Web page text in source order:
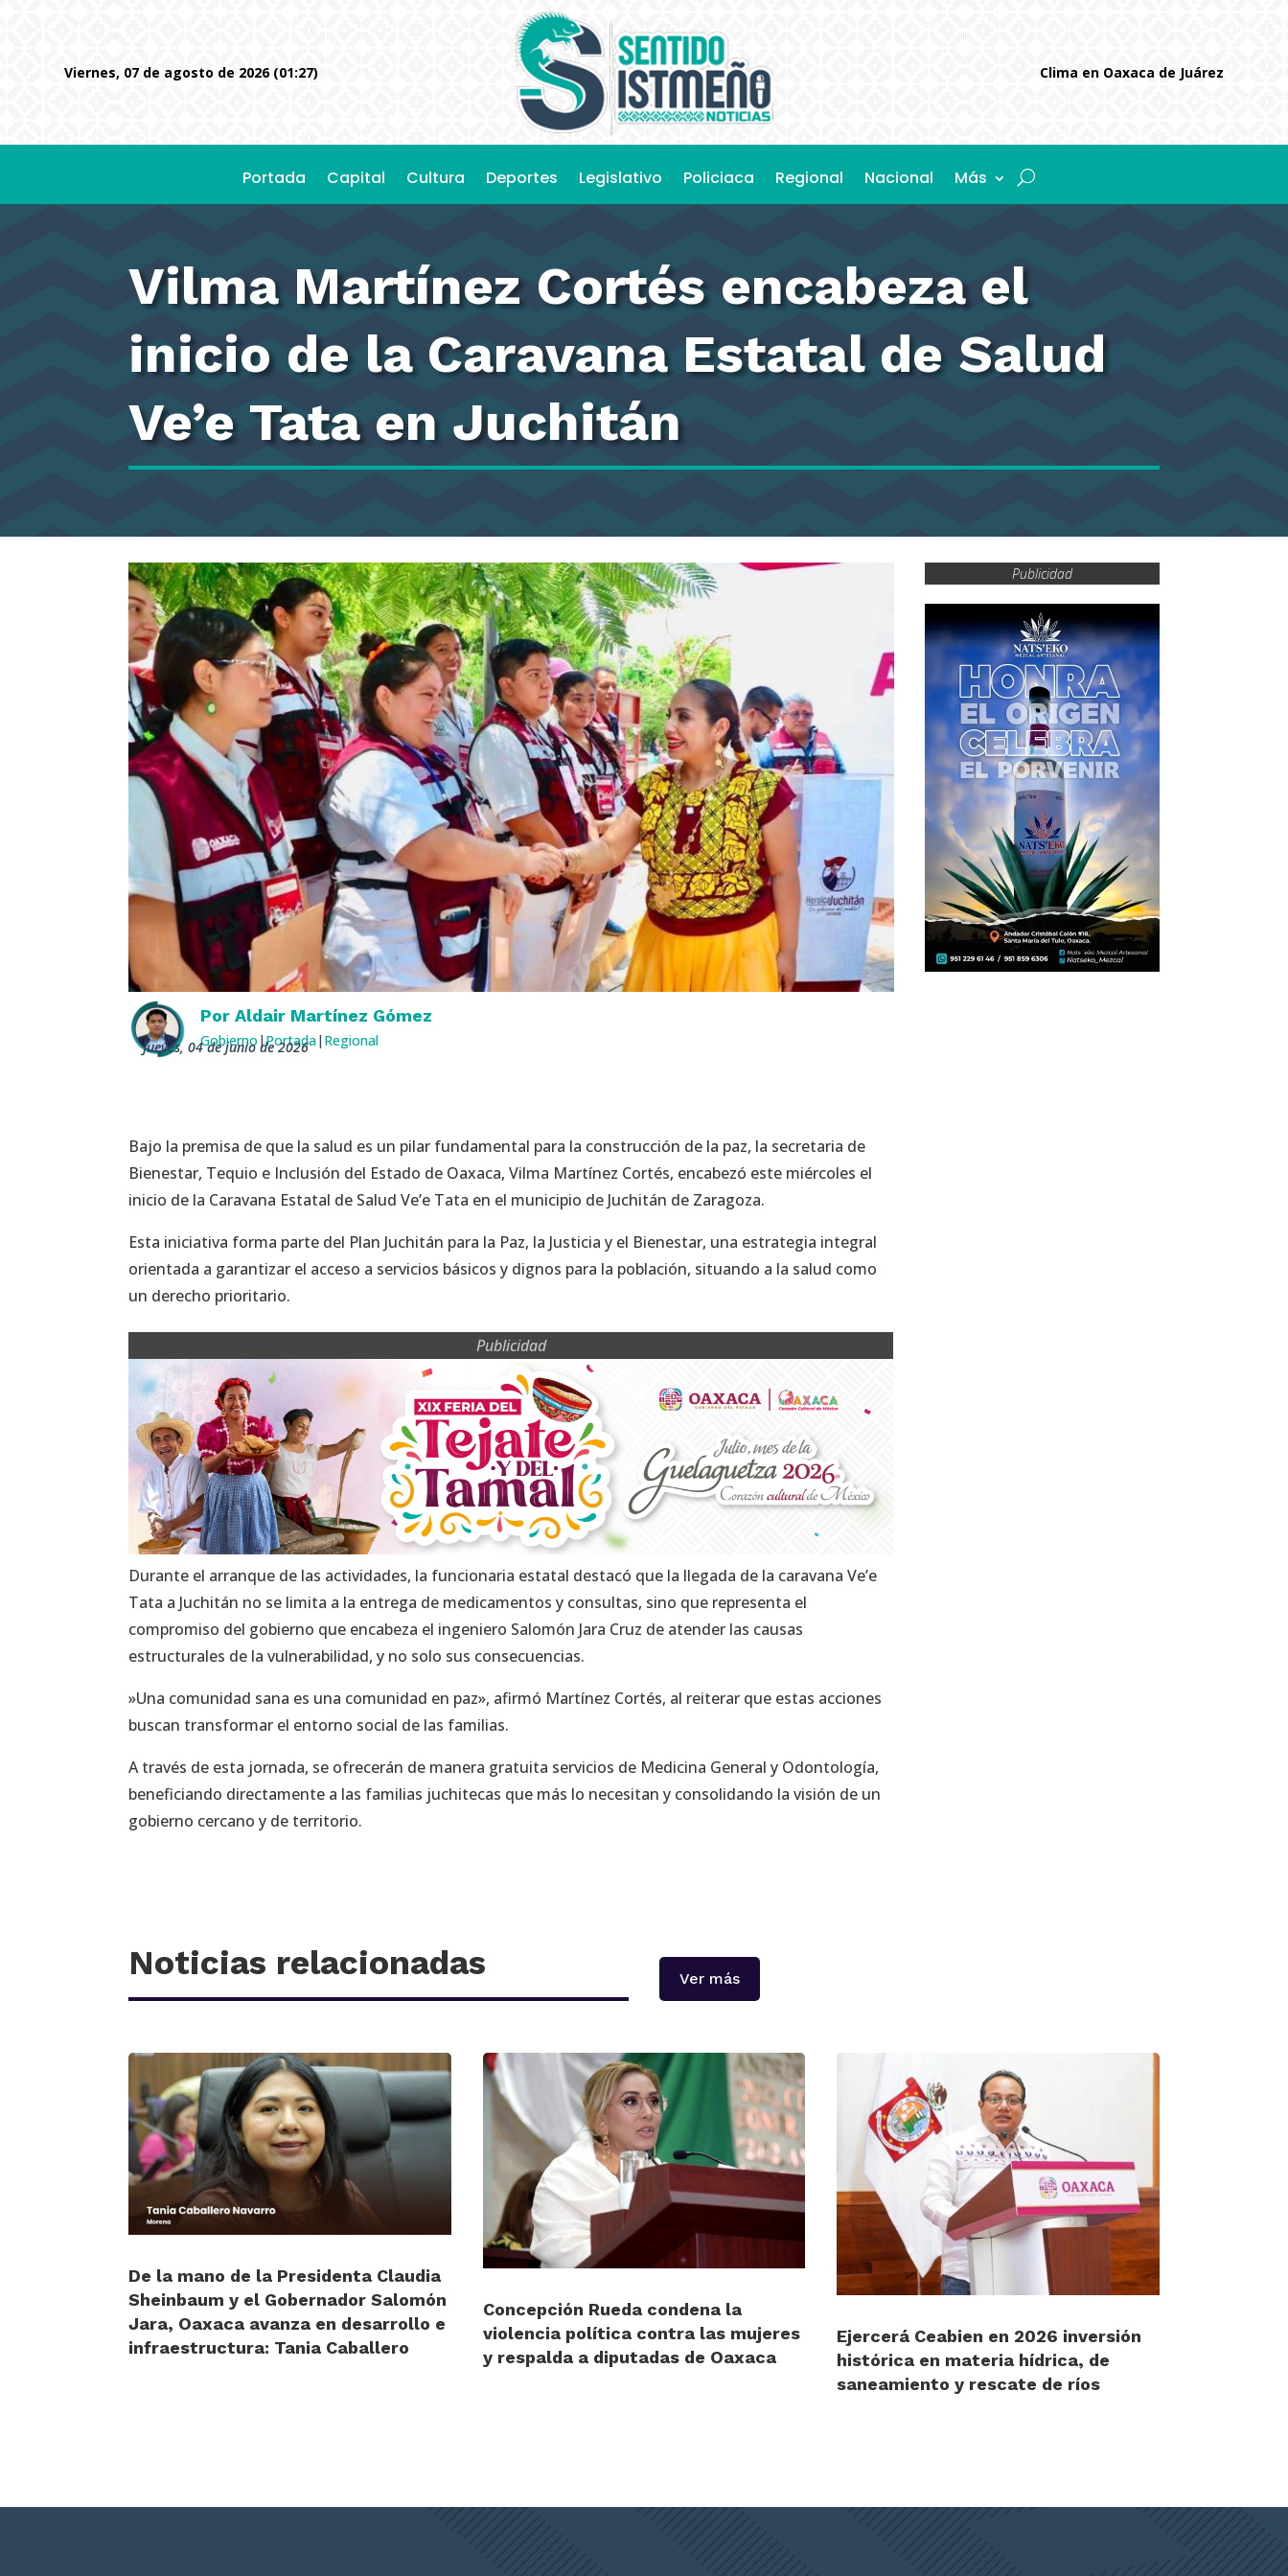
viernes, 07 de agosto de 2026 (01:27) Clima en Oaxaca de Juárez
Portada Capital Cultura Deportes Legislativo Policiaca Regional Nacional Más
Vilma Martínez Cortés encabeza el
inicio de la Caravana Estatal de Salud
Ve’e Tata en Juchitán
PorAldair Martínez Gómez
Gobierno |Portada| Regional
jueves, 04 de junio de 2026
Bajo la premisa de que la salud es un pilar fundamental para la construcción de la paz, la secretaria de
Bienestar, Tequio e Inclusión del Estado de Oaxaca, Vilma Martínez Cortés, encabezó este miércoles el
inicio de la Caravana Estatal de Salud Ve’e Tata en el municipio de Juchitán de Zaragoza.
​Esta iniciativa forma parte del Plan Juchitán para la Paz, la Justicia y el Bienestar, una estrategia integral
orientada a garantizar el acceso a servicios básicos y dignos para la población, situando a la salud como
un derecho prioritario.
Publicidad
​Durante el arranque de las actividades, la funcionaria estatal destacó que la llegada de la caravana Ve’e
Tata a Juchitán no se limita a la entrega de medicamentos y consultas, sino que representa el
compromiso del gobierno que encabeza el ingeniero Salomón Jara Cruz de atender las causas
estructurales de la vulnerabilidad, y no solo sus consecuencias.
​»Una comunidad sana es una comunidad en paz», afirmó Martínez Cortés, al reiterar que estas acciones
buscan transformar el entorno social de las familias.
​A través de esta jornada, se ofrecerán de manera gratuita servicios de Medicina General y Odontología,
beneficiando directamente a las familias juchitecas que más lo necesitan y consolidando la visión de un
gobierno cercano y de territorio.
Publicidad
Noticias relacionadas Ver más
De la mano de la Presidenta Claudia
Sheinbaum y el Gobernador Salomón
Jara, Oaxaca avanza en desarrollo e
infraestructura: Tania Caballero
Concepción Rueda condena la
violencia política contra las mujeres
y respalda a diputadas de Oaxaca
Ejercerá Ceabien en 2026 inversión
histórica en materia hídrica, de
saneamiento y rescate de ríos